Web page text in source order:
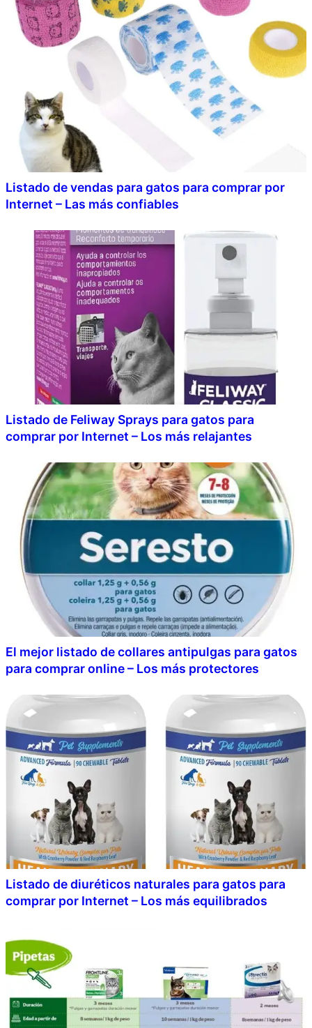
Listado de vendas para gatos para comprar por
Internet – Las más confiables
Listado de Feliway Sprays para gatos para
comprar por Internet – Los más relajantes
El mejor listado de collares antipulgas para gatos
para comprar online – Los más protectores
Listado de diuréticos naturales para gatos para
comprar por Internet – Los más equilibrados